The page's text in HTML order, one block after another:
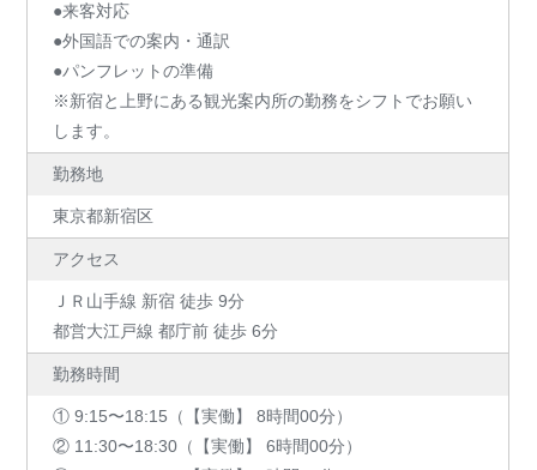
●来客対応
●外国語での案内・通訳
●パンフレットの準備
※新宿と上野にある観光案内所の勤務をシフトでお願い
します。
勤務地
東京都新宿区
アクセス
ＪＲ山手線 新宿 徒歩 9分
都営大江戸線 都庁前 徒歩 6分
勤務時間
① 9:15〜18:15（【実働】 8時間00分）
② 11:30〜18:30（【実働】 6時間00分）